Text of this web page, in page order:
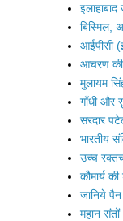
बिस्मिल,
आईपीसी
आचरण की
मुलायम
गाँधी और
सरदार
भारतीय
उच्च
कौमार्य
जानिये पैन
महान